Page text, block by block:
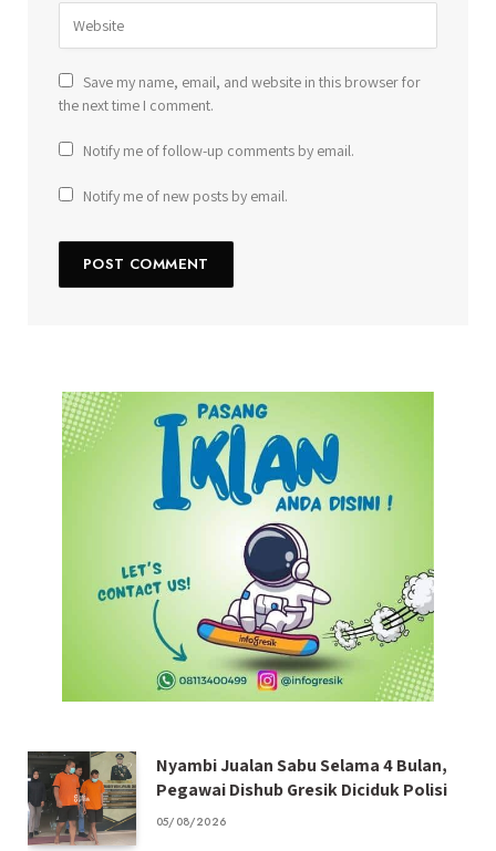
Save my name, email, and website in this browser for
the next time I comment.
Notify me of follow-up comments by email.
Notify me of new posts by email.
Nyambi Jualan Sabu Selama 4 Bulan,
Pegawai Dishub Gresik Diciduk Polisi
05/08/2026